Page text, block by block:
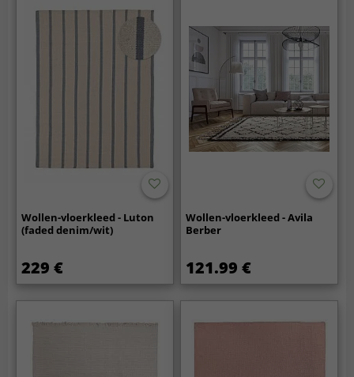
Wollen-vloerkleed - Luton
(faded denim/wit)
229 €
Wollen-vloerkleed - Avila
Berber
121.99 €